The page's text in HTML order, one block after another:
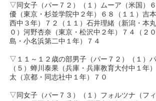
▽同女子（パー７２）（１）ムーア（米国）
優（東京・杉並学院中２年）６８（１１）吉
西中３年）７２（１１）石井理緒（新潟・本
０）河野杏奈（東京・松沢中２年）７４（２
島・小名浜第二中１年）７４
▽１１～１２歳の部男子（パー７２）（１）
（５）蝉川泰果（兵庫・兵庫教育大付中１年
太（京都・同志社中１年）７０
▽同女子（パー７３）（１）フォルツナ（フ